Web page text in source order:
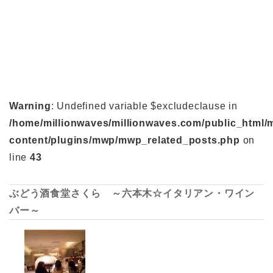
Warning: Undefined variable $excludeclause in
/home/millionwaves/millionwaves.com/public_html/
content/plugins/mwp/mwp_related_posts.php on
line 43
ぶどう酒食堂さくら ～六本木☆イタリアン・ワイン
バー～